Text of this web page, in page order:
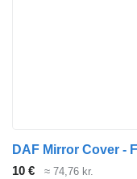
10 € ≈ 74,76 kr.